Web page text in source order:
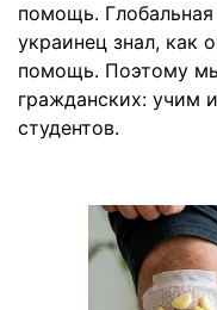
помощь.
украинец знал, как
помощь. Поэтому
гражданских: учим
студентов.